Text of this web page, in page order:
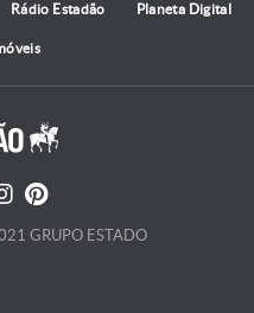
Rádio Estadão Planeta Digital
GRUPO ESTADO